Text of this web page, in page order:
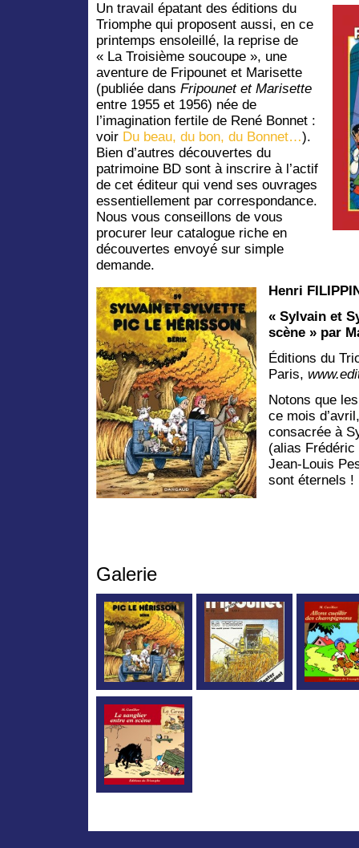
Un travail épatant des éditions du
Triomphe qui proposent aussi, en ce
printemps ensoleillé, la reprise de
« La Troisième soucoupe », une
aventure de Fripounet et Marisette
(publiée dans Fripounet et Marisette
entre 1955 et 1956) née de
l’imagination fertile de René Bonnet :
voir Du beau, du bon, du Bonnet…).
Bien d’autres découvertes du
patrimoine BD sont à inscrire à l’actif
de cet éditeur qui vend ses ouvrages
essentiellement par correspondance.
Nous vous conseillons de vous
procurer leur catalogue riche en
découvertes envoyé sur simple
demande.
Henri
« Sylvain et
scène » par
Éditions du
Paris,
Notons que
ce mois
consacrée à
(alias
Jean-Louis
sont éternels !
Galerie